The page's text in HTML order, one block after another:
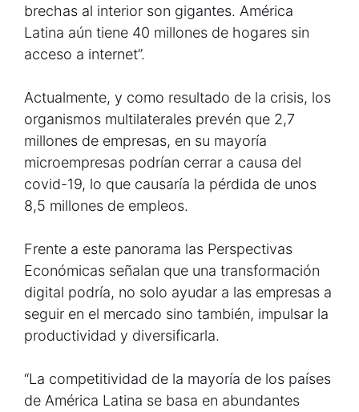
brechas al interior son gigantes. América
Latina aún tiene 40 millones de hogares sin
acceso a internet”.
Actualmente, y como resultado de la crisis, los
organismos multilaterales prevén que 2,7
millones de empresas, en su mayoría
microempresas podrían cerrar a causa del
covid-19, lo que causaría la pérdida de unos
8,5 millones de empleos.
Frente a este panorama las Perspectivas
Económicas señalan que una transformación
digital podría, no solo ayudar a las empresas a
seguir en el mercado sino también, impulsar la
productividad y diversificarla.
“La competitividad de la mayoría de los países
de América Latina se basa en abundantes